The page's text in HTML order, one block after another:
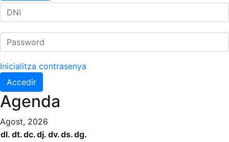
Inicialitza contrasenya
Accedir
Agenda
Agost, 2026
dl. dt.dc.dj. dv.ds.dg.